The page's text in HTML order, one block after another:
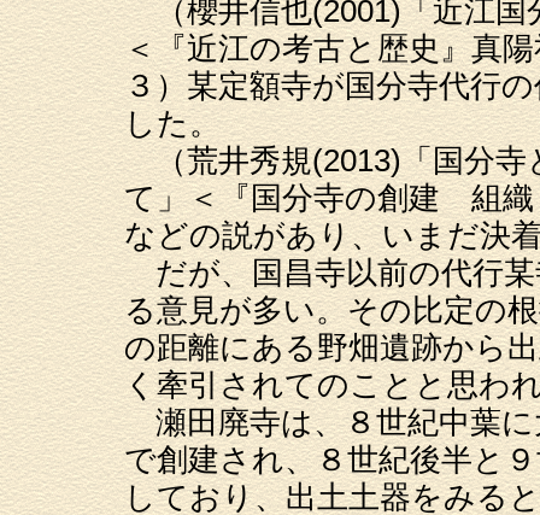
（櫻井信也(2001)「近江国
＜『近江の考古と歴史』真
３）某定額寺が国分寺代行
した。
（荒井秀規(2013)「国分寺
て」＜『国分寺の創建 組
などの説があり、いまだ決
だが、国昌寺以前の代行某
る意見が多い。その比定の
の距離にある野畑遺跡から
く牽引されてのことと思わ
瀬田廃寺は、８世紀中葉に
で創建され、８世紀後半と
しており、出土土器をみる